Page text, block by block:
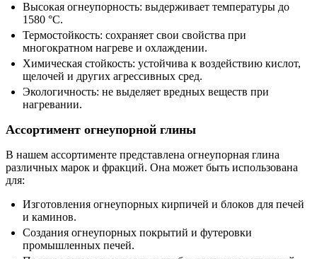
Высокая огнеупорность: выдерживает температуры до
1580 °C.
Термостойкость: сохраняет свои свойства при
многократном нагреве и охлаждении.
Химическая стойкость: устойчива к воздействию кислот,
щелочей и других агрессивных сред.
Экологичность: не выделяет вредных веществ при
нагревании.
Ассортимент огнеупорной глины
В нашем ассортименте представлена огнеупорная глина
различных марок и фракций. Она может быть использована
для:
Изготовления огнеупорных кирпичей и блоков для печей
и каминов.
Создания огнеупорных покрытий и футеровки
промышленных печей.